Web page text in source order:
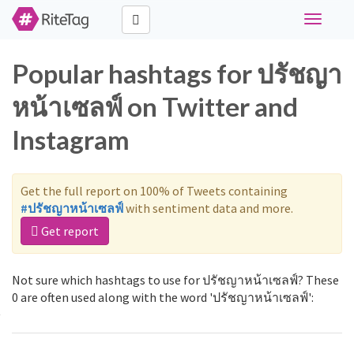
Toggle
Popular hashtags for ปรัชญา
หน้าเซลฟ์ on Twitter and
Instagram
Get the full report on 100% of Tweets containing
#ปรัชญาหน้าเซลฟ์with sentiment data and more.
Get report
Not sure which hashtags to use for ปรัชญาหน้าเซลฟ์? These
0 are often used along with the word 'ปรัชญาหน้าเซลฟ์':